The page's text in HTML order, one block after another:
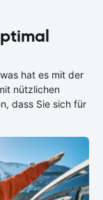
hat es mit der
nützlichen
dass Sie sich für